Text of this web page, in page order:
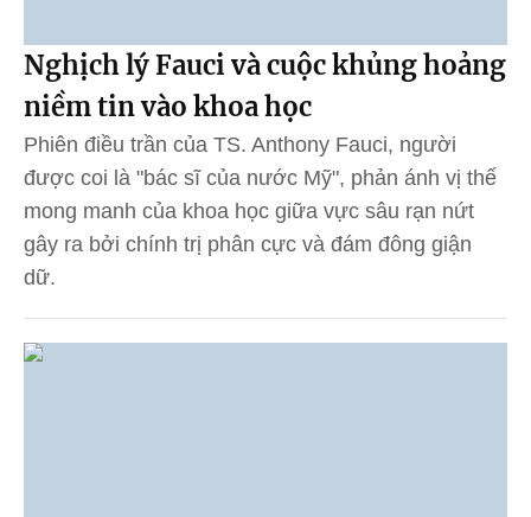
Nghịch lý Fauci và cuộc khủng hoảng
niềm tin vào khoa học
Phiên điều trần của TS. Anthony Fauci, người
được coi là "bác sĩ của nước Mỹ", phản ánh vị thế
mong manh của khoa học giữa vực sâu rạn nứt
gây ra bởi chính trị phân cực và đám đông giận
dữ.